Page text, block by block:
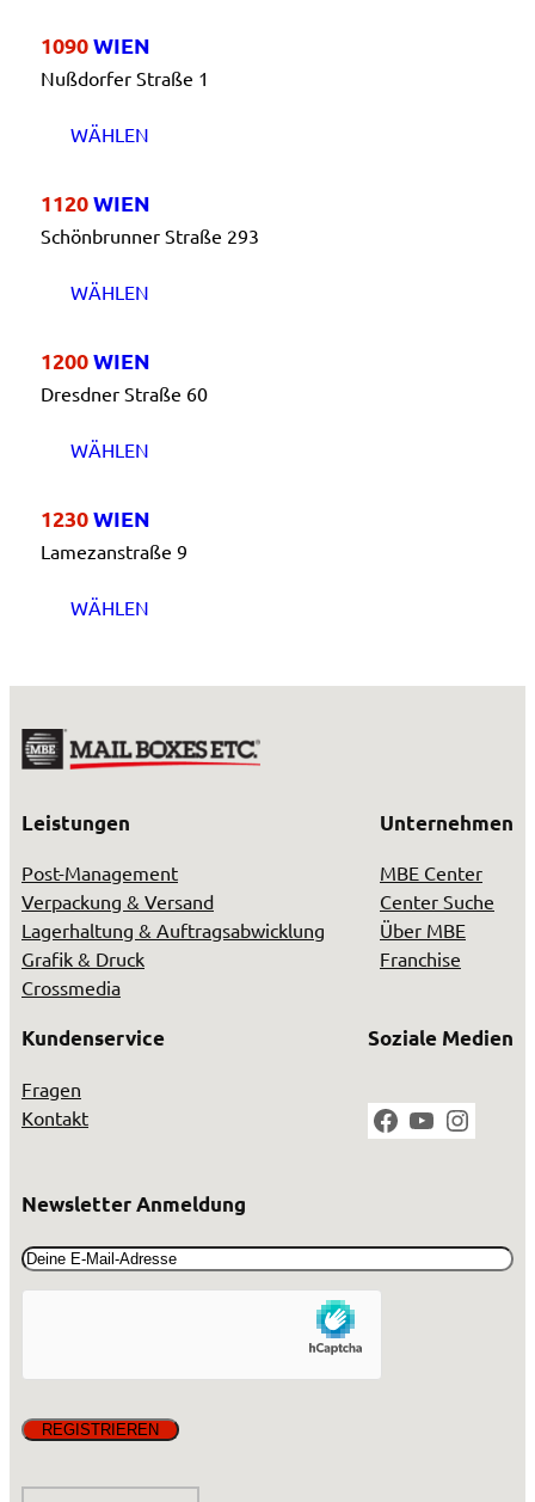
1090WIEN
Nußdorfer Straße 1
WÄHLEN
1120WIEN
Schönbrunner Straße 293
WÄHLEN
1200WIEN
Dresdner Straße 60
WÄHLEN
1230WIEN
Lamezanstraße 9
WÄHLEN
Leistungen
Post-Management
Verpackung & Versand
Lagerhaltung & Auftragsabwicklung
Grafik & Druck
Crossmedia
Unternehmen
MBE Center
Center Suche
Über MBE
Franchise
Kundenservice
Fragen
Kontakt
Soziale Medien
Facebook
YouTube
Newsletter Anmeldung
Email(erforderlich)